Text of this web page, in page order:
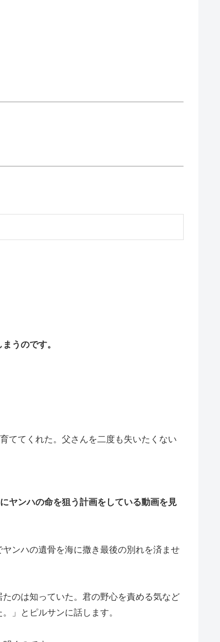
うのです。
ててくれた。父さんを二度も失いたくない
ヤンハの命を狙う計画をしている動画を見
ンハの遺骨を海に撒き最後の別れを済ませ
のは知っていた。君の野心を責める気など
」とピルサンに話します。